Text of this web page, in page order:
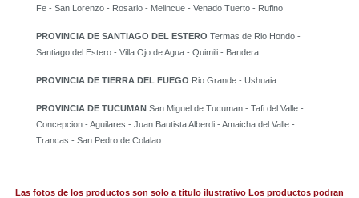
Fe - San Lorenzo - Rosario - Melincue - Venado Tuerto - Rufino
PROVINCIA DE SANTIAGO DEL ESTERO Termas de Rio Hondo -
Santiago del Estero - Villa Ojo de Agua - Quimili - Bandera
PROVINCIA DE TIERRA DEL FUEGO Rio Grande - Ushuaia
PROVINCIA DE TUCUMAN San Miguel de Tucuman - Tafi del Valle -
Concepcion - Aguilares - Juan Bautista Alberdi - Amaicha del Valle -
Trancas - San Pedro de Colalao
Las fotos de los productos son solo a titulo ilustrativo Los productos podran